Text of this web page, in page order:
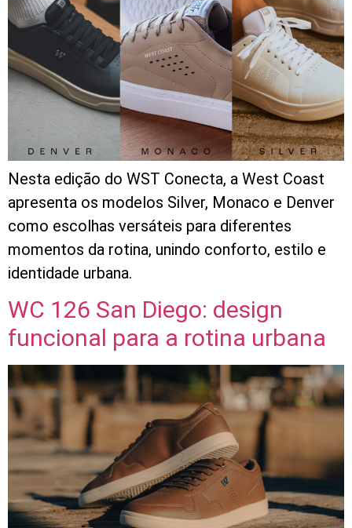
Nesta edição do WST Conecta, a West Coast
apresenta os modelos Silver, Monaco e Denver
como escolhas versáteis para diferentes
momentos da rotina, unindo conforto, estilo e
identidade urbana.
WC 126 San Diego: design
funcional para a rotina urbana